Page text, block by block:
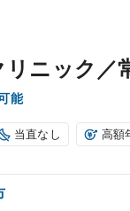
リニック
能
当直なし 高額